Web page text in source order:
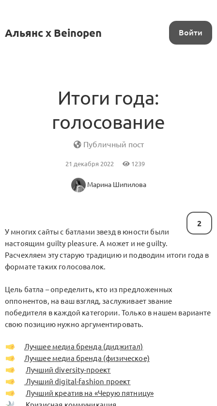
Альянс x Beinopen Войти
Итоги года:
голосование
Публичный пост
21 декабря 2022 1239
Марина Шипилова
2
У многих сайты с батлами звезд в юности были
настоящим guilty pleasure. А может и не guilty.
Расчехляем эту старую традицию и подводим итоги года в
формате таких голосовалок.
Цель батла – определить, кто из предложенных
оппонентов, на ваш взгляд, заслуживает звание
победителя в каждой категории. Только в нашем варианте
свою позицию нужно аргументировать.
Лучшее медиа бренда (диджитал)
Лучшее медиа бренда (физическое)
Лучший diversity-проект
Лучший digital-fashion проект
Лучший креатив на «Черую пятницу»